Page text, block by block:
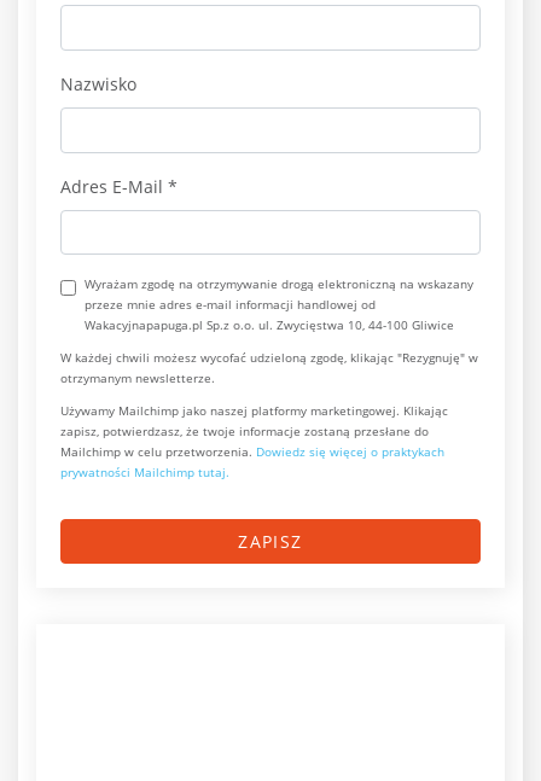
Nazwisko
Adres E-Mail *
Wyrażam zgodę na otrzymywanie drogą elektroniczną na wskazany
przeze mnie adres e-mail informacji handlowej od
Wakacyjnapapuga.pl Sp.z o.o. ul. Zwycięstwa 10, 44-100 Gliwice
W każdej chwili możesz wycofać udzieloną zgodę, klikając "Rezygnuję" w
otrzymanym newsletterze.
Używamy Mailchimp jako naszej platformy marketingowej. Klikając
zapisz, potwierdzasz, że twoje informacje zostaną przesłane do
Mailchimp w celu przetworzenia. Dowiedz się więcej o praktykach
prywatności Mailchimp tutaj.
ZAPISZ